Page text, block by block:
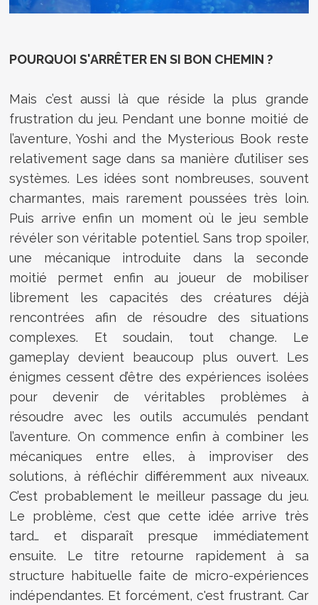
POURQUOI S'ARRÊTER EN SI BON CHEMIN ?
Mais c’est aussi là que réside la plus grande
frustration du jeu. Pendant une bonne moitié de
l’aventure, Yoshi and the Mysterious Book reste
relativement sage dans sa manière d’utiliser ses
systèmes. Les idées sont nombreuses, souvent
charmantes, mais rarement poussées très loin.
Puis arrive enfin un moment où le jeu semble
révéler son véritable potentiel. Sans trop spoiler,
une mécanique introduite dans la seconde
moitié permet enfin au joueur de mobiliser
librement les capacités des créatures déjà
rencontrées afin de résoudre des situations
complexes. Et soudain, tout change. Le
gameplay devient beaucoup plus ouvert. Les
énigmes cessent d’être des expériences isolées
pour devenir de véritables problèmes à
résoudre avec les outils accumulés pendant
l’aventure. On commence enfin à combiner les
mécaniques entre elles, à improviser des
solutions, à réfléchir différemment aux niveaux.
C’est probablement le meilleur passage du jeu.
Le problème, c’est que cette idée arrive très
tard… et disparaît presque immédiatement
ensuite. Le titre retourne rapidement à sa
structure habituelle faite de micro-expériences
indépendantes. Et forcément, c'est frustrant. Car